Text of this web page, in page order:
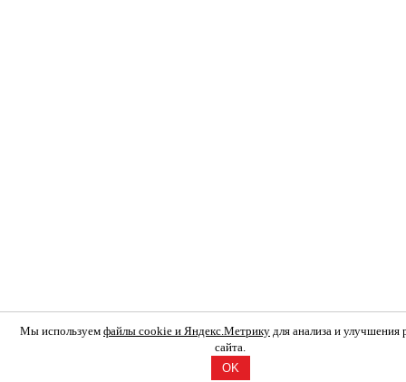
Мы используем файлы cookie и Яндекс.Метрику для анализа и улучшения
сайта.
OK